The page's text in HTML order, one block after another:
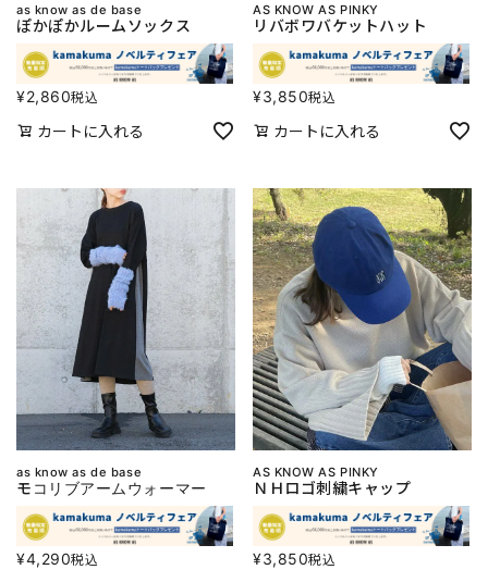
as know as de base
ぽかぽかルームソックス
¥2,860税込
カートに入れる
AS KNOW AS PINKY
リバボワバケットハット
¥3,850税込
カートに入れる
as know as de base
モコリブアームウォーマー
¥4,290税込
AS KNOW AS PINKY
ＮＨロゴ刺繍キャップ
¥3,850税込